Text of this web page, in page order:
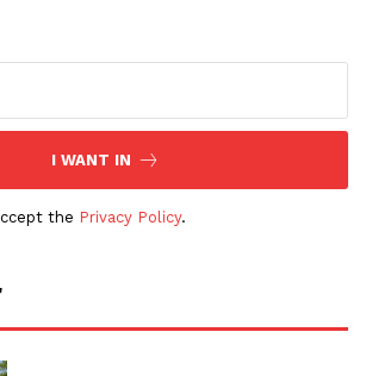
I WANT IN
the Privacy Policy.